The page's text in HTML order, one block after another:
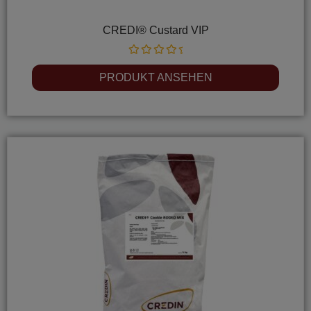
CREDI® Custard VIP
Rated
0
out
of
PRODUKT ANSEHEN